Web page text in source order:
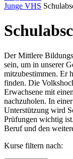
Junge VHS
Der Mittlere
sein, um in unserer
mitzubestimmen. Er
finden. Die
Erwachsene mit
nachzuholen. In
Unterstützung wird
Prüfungen wichtig
Beruf und den
Kurse filtern nach: